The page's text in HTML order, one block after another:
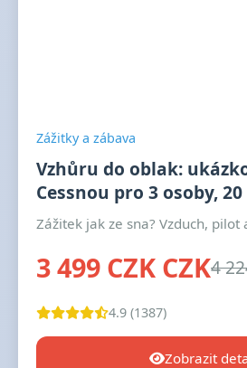
Zážitky a zábava
Vzhůru do oblak:
Cessnou pro 3 osoby,
Zážitek jak ze sna? Vzduch, pilot
3 499 CZK CZK4
4.9 (1387)
Zobrazit